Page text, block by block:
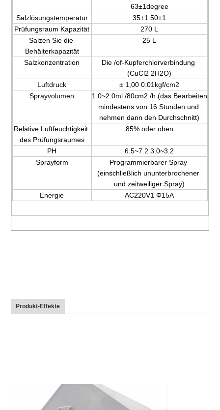
63±1degree
Salzlösungstemperatur
35±1 50±1
Prüfungsraum Kapazität
270 L
Salzen Sie die
Behälterkapazität
25 L
Salzkonzentration
Die /of-Kupferchlorverbindung
(CuCl2 2H2O)
Luftdruck
± 1,00 0.01kgf/cm2
Sprayvolumen
1.0~2.0ml /80cm2 /h (das Bearbeiten
mindestens von 16 Stunden und
nehmen dann den Durchschnitt)
Relative Luftfeuchtigkeit
des Prüfungsraumes
85% oder oben
PH
6.5~7.2 3.0~3.2
Sprayform
Programmierbarer Spray
(einschließlich ununterbrochener
und zeitweiliger Spray)
Energie
AC220V1 Φ15A
Produkt-Effekte